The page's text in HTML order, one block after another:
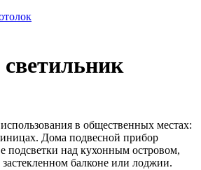
в общественных местах:
Дома подвесной прибор
подсветки над кухонным островом,
балконе или лоджии.